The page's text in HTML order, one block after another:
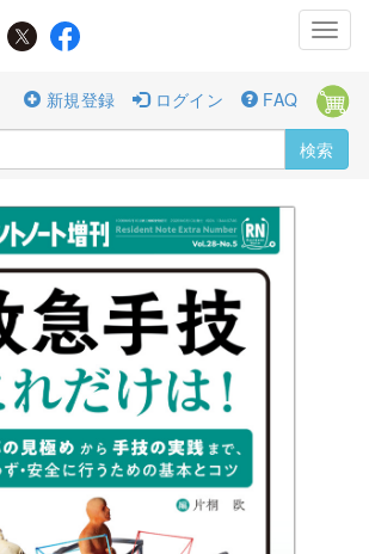
新規登録
ログイン FAQ
検索